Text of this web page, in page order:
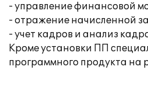
- управление финансовой
- отражение начисленной
- учет кадров и анализ
Кроме установки ПП
программного продукта на